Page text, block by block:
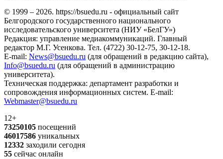
© 1999 – 2026. https://bsuedu.ru - официальный сайт
Белгородского государственного национального
исследовательского университета (НИУ «БелГУ»)
Редакция: управление медиакоммуникаций. Главный
редактор М.Г. Усенкова. Тел. (4722) 30-12-75, 30-12-18.
E-mail: News@bsuedu.ru (для обращений в редакцию сайта),
Info@bsuedu.ru (для обращений в администрацию
университета).
Техническая поддержка: департамент разработки и
сопровождения информационных систем. E-mail:
Webmaster@bsuedu.ru
12+
73250105 посещений
46017586 уникальных
12332 заходили сегодня
55 сейчас онлайн